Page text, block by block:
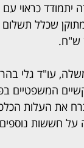
כראוי עם
עו"ד גלי
המשפטיים
את העלות
על חששות